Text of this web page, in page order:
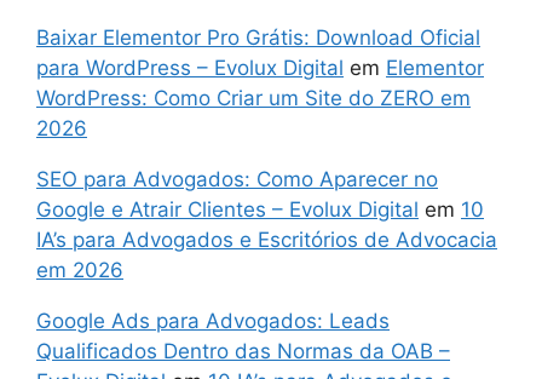
Baixar Elementor Pro Grátis: Download Oficial
para WordPress – Evolux Digital em Elementor
WordPress: Como Criar um Site do ZERO em
2026
SEO para Advogados: Como Aparecer no
Google e Atrair Clientes – Evolux Digital em 10
IA’s para Advogados e Escritórios de Advocacia
em 2026
Google Ads para Advogados: Leads
Qualificados Dentro das Normas da OAB –